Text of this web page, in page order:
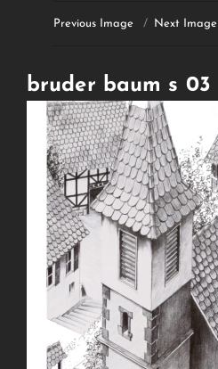
Previous Image Next Image
bruder baum s 03